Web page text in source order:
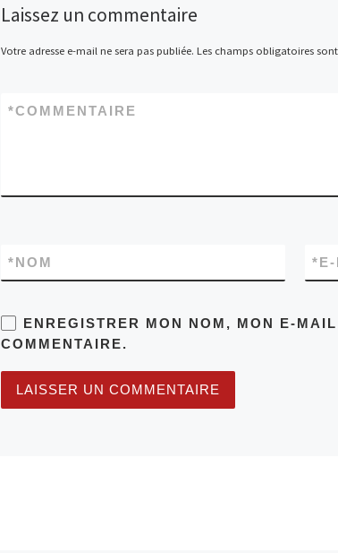
Laissez un commentaire
Votre adresse e-mail ne sera pas publiée. Les champs obligatoires
COMMENTAIRE
*
NOM
* *
ENREGISTRER MON NOM, MON E-
COMMENTAIRE.